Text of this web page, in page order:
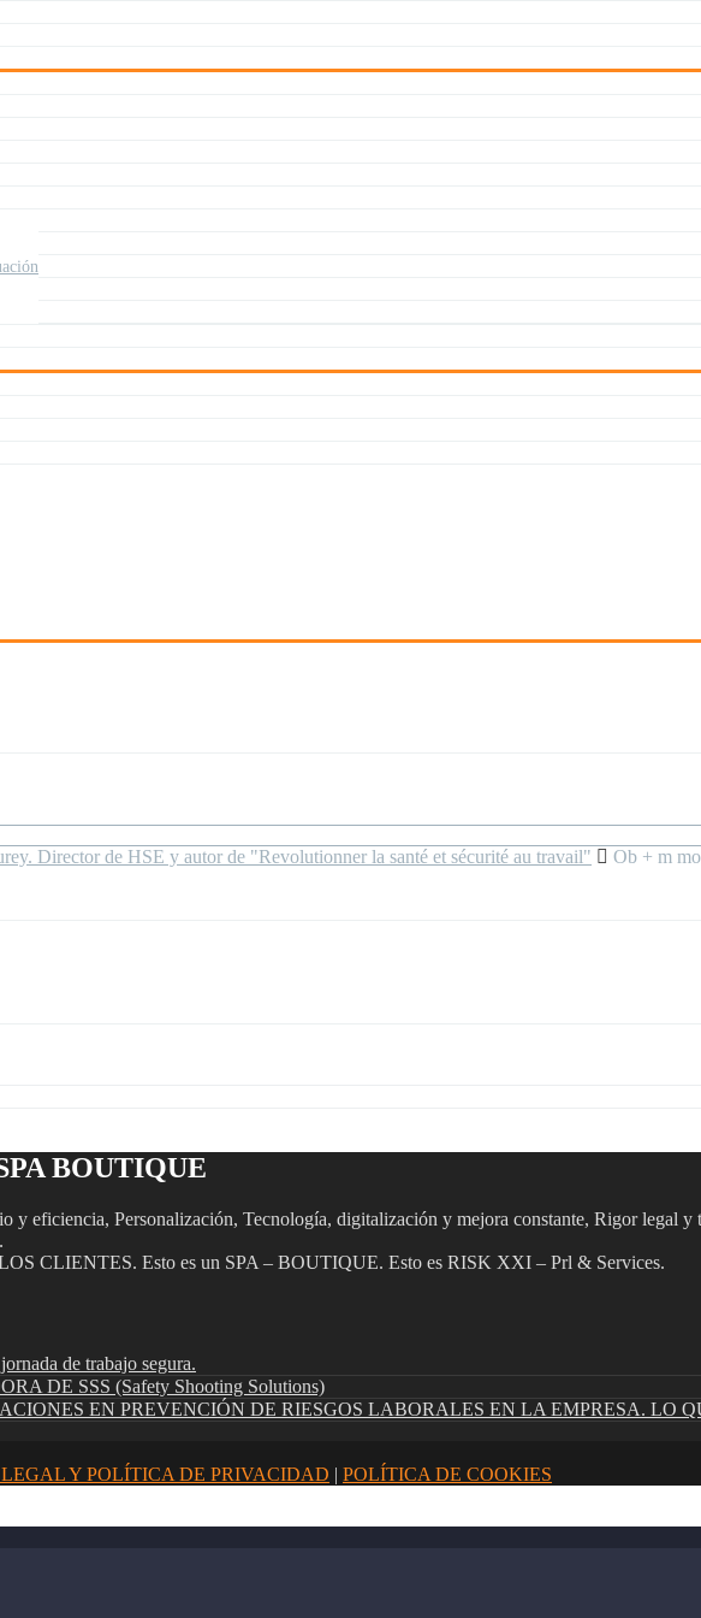
Director de HSE y autor de "Revolutionner la santé et sécurité au travail" Ob + m
BOUTIQUE
eficiencia, Personalización, Tecnología, digitalización y mejora constante, Rigor legal y
CLIENTES. Esto es un SPA – BOUTIQUE. Esto es RISK XXI – Prl & Services.
de trabajo segura.
DE SSS (Safety Shooting Solutions)
EN PREVENCIÓN DE RIESGOS LABORALES EN LA EMPRESA. LO
Y POLÍTICA DE PRIVACIDAD | POLÍTICA DE COOKIES